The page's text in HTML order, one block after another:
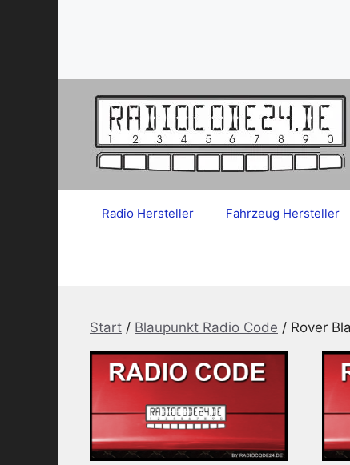
Radio Hersteller Fahrzeug Hersteller
Start / Blaupunkt Radio Code / Rover